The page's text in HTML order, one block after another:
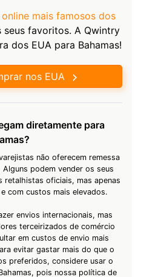
mais famosos dos
favoritos. A Qwintry
dos EUA para Bahamas!
nos EUA
diretamente para
não oferecem remessa
podem vender os seus
oficiais, mas apenas
com custos mais elevados.
envios internacionais, mas
terceirizados de comércio
em custos de envio mais
evitar gastar mais do que o
preferidos, considere usar o
pois nossa política de